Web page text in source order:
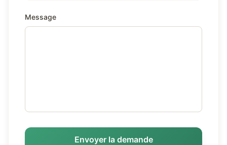
Message
Envoyer la demande